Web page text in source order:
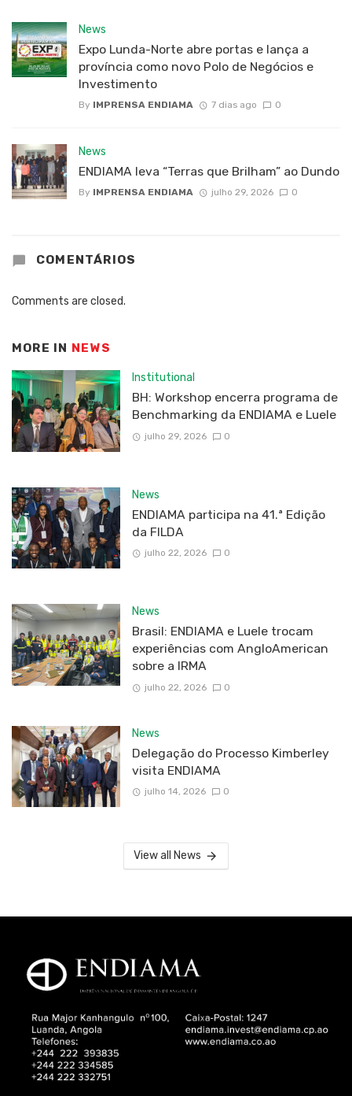
News
Expo Lunda-Norte abre portas e lança a
província como novo Polo de Negócios e
Investimento
By IMPRENSA ENDIAMA 7 dias ago 0
News
ENDIAMA leva “Terras que Brilham” ao Dundo
By IMPRENSA ENDIAMA julho 29, 2026 0
COMENTÁRIOS
Comments are closed.
MORE IN NEWS
Institutional
BH: Workshop encerra programa de
Benchmarking da ENDIAMA e Luele
julho 29, 2026 0
News
ENDIAMA participa na 41.ª Edição
da FILDA
julho 22, 2026 0
News
Brasil: ENDIAMA e Luele trocam
experiências com AngloAmerican
sobre a IRMA
julho 22, 2026 0
News
Delegação do Processo Kimberley
visita ENDIAMA
julho 14, 2026 0
View all News